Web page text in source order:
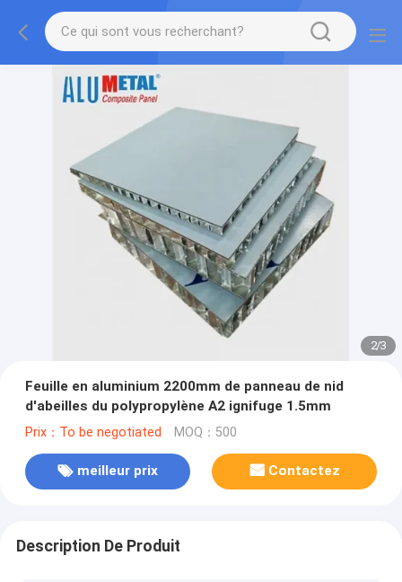
2/3
Feuille en aluminium 2200mm de panneau de nid
d'abeilles du polypropylène A2 ignifuge 1.5mm
Prix：To be negotiated MOQ：500
meilleur prix Contactez
Description De Produit